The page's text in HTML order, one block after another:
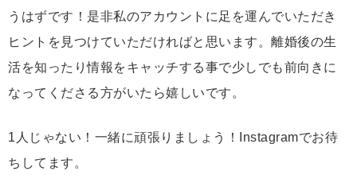
うはずです！是非私のアカウントに足を運んでいただき
ヒントを見つけていただければと思います。離婚後の生
活を知ったり情報をキャッチする事で少しでも前向きに
なってくださる方がいたら嬉しいです。
1人じゃない！一緒に頑張りましょう！Instagramでお待
ちしてます。